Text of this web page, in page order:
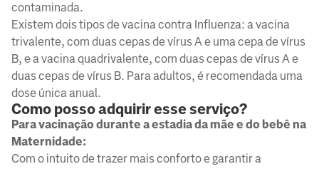
contaminada.
Existem dois tipos de vacina contra Influenza: a vacina
trivalente, com duas cepas de vírus A e uma cepa de vírus
B, e a vacina quadrivalente, com duas cepas de vírus A e
duas cepas de vírus B. Para adultos, é recomendada uma
dose única anual.
Como posso adquirir esse serviço?
Para vacinação durante a estadia da mãe e do bebê na
Maternidade:
Com o intuito de trazer mais conforto e garantir a